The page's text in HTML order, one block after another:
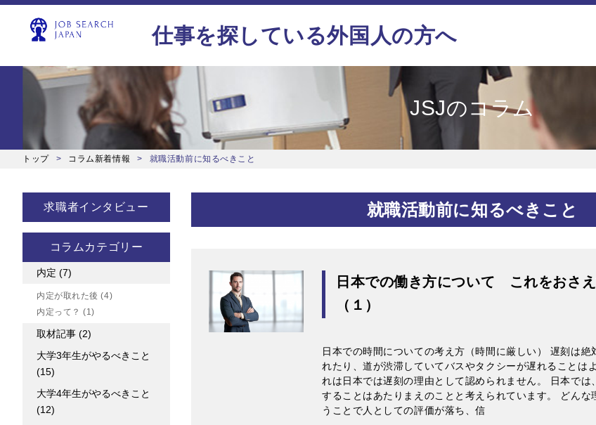
仕事を探している外国人の方へ
JSJのコラム
トップ コラム新着情報 就職活動前に知るべきこと
求職者インタビュー
コラムカテゴリー
内定 (7)
内定が取れた後(4)
内定って？(1)
取材記事 (2)
大学3年生がやるべきこと
(15)
大学4年生がやるべきこと
(12)
就職活動前に知るべきこと
日本での働き方について これをおさ
（１）
日本での時間についての考え方（時間に厳しい） 遅刻は絶
れたり、道が渋滞していてバスやタクシーが遅れることは
れは日本では遅刻の理由として認められません。 日本では
することはあたりまえのことと考えられています。 どんな
うことで人としての評価が落ち、信